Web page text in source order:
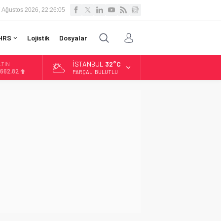
Ağustos 2026, 22:26:06
Lojistik Dosyalar
İSTANBUL 32°C
PARÇALI BULUTLU